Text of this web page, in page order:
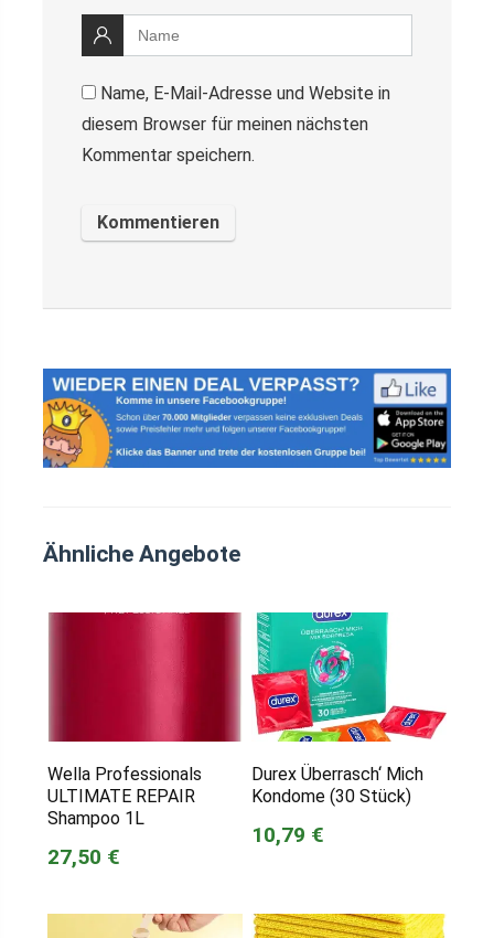
Name, E-Mail-Adresse und Website in
diesem Browser für meinen nächsten
Kommentar speichern.
Ähnliche Angebote
Wella Professionals
ULTIMATE REPAIR
Shampoo 1L
27,50 €
Durex Überrasch‘ Mich
Kondome (30 Stück)
10,79 €